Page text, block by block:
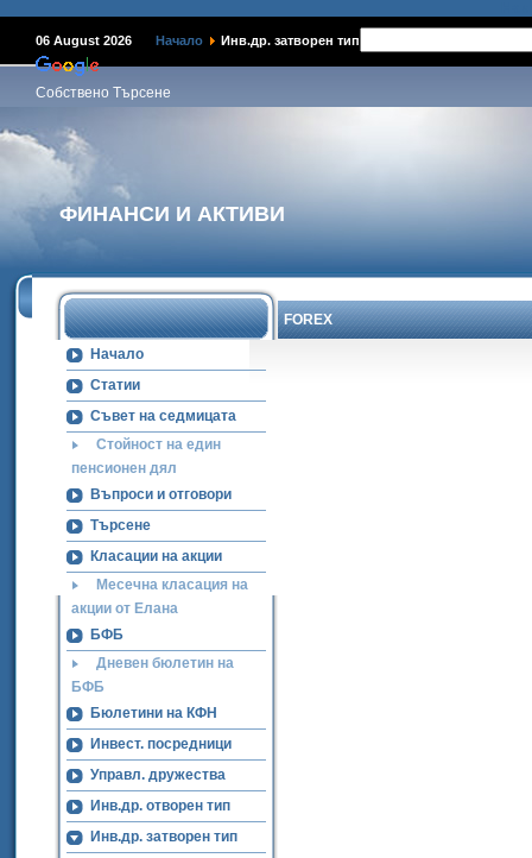
06 August 2026 Начало Инв.др. затворен тип
Собствено Търсене
ФИНАНСИ И АКТИВИ
Начало
Статии
Съвет на седмицата
Стойност на един
пенсионен дял
Въпроси и отговори
Търсене
Класации на акции
Месечна класация на
акции от Елана
БФБ
Дневен бюлетин на
БФБ
Бюлетини на КФН
Инвест. посредници
Управл. дружества
Инв.др. отворен тип
Инв.др. затворен тип
FOREX